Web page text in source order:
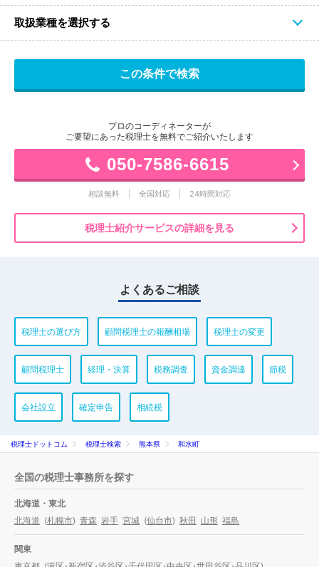
取扱業種を選択する
プロのコーディネーターが
ご要望にあった税理士を無料でご紹介いたします
050-7586-6615
相談無料 全国対応 24時間対応
税理士紹介サービスの詳細を見る
よくあるご相談
税理士の選び方 顧問税理士の報酬相場 税理士の変更
顧問税理士 経理・決算 税務調査 資金調達 節税
会社設立 確定申告 相続税
税理士ドットコム 税理士検索 熊本県 和水町
全国の税理士事務所を探す
北海道・東北
北海道 (札幌市) 青森 岩手 宮城 (仙台市) 秋田 山形 福島
関東